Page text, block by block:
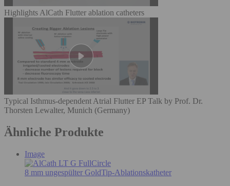
Highlights AlCath Flutter ablation catheters
Typical Isthmus-dependent Atrial Flutter EP Talk by Prof. Dr.
Thorsten Lewalter, Munich (Germany)
Ähnliche Produkte
Image
8 mm ungespülter GoldTip-Ablationskatheter